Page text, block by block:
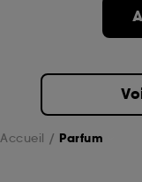
Accueil Parfum